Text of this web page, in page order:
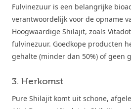
Fulvinezuur is een belangrijke
verantwoordelijk voor de opname
Hoogwaardige Shilajit, zoals
fulvinezuur. Goedkope producten
gehalte (minder dan 50%) of geen
3. Herkomst
Pure Shilajit komt uit schone,